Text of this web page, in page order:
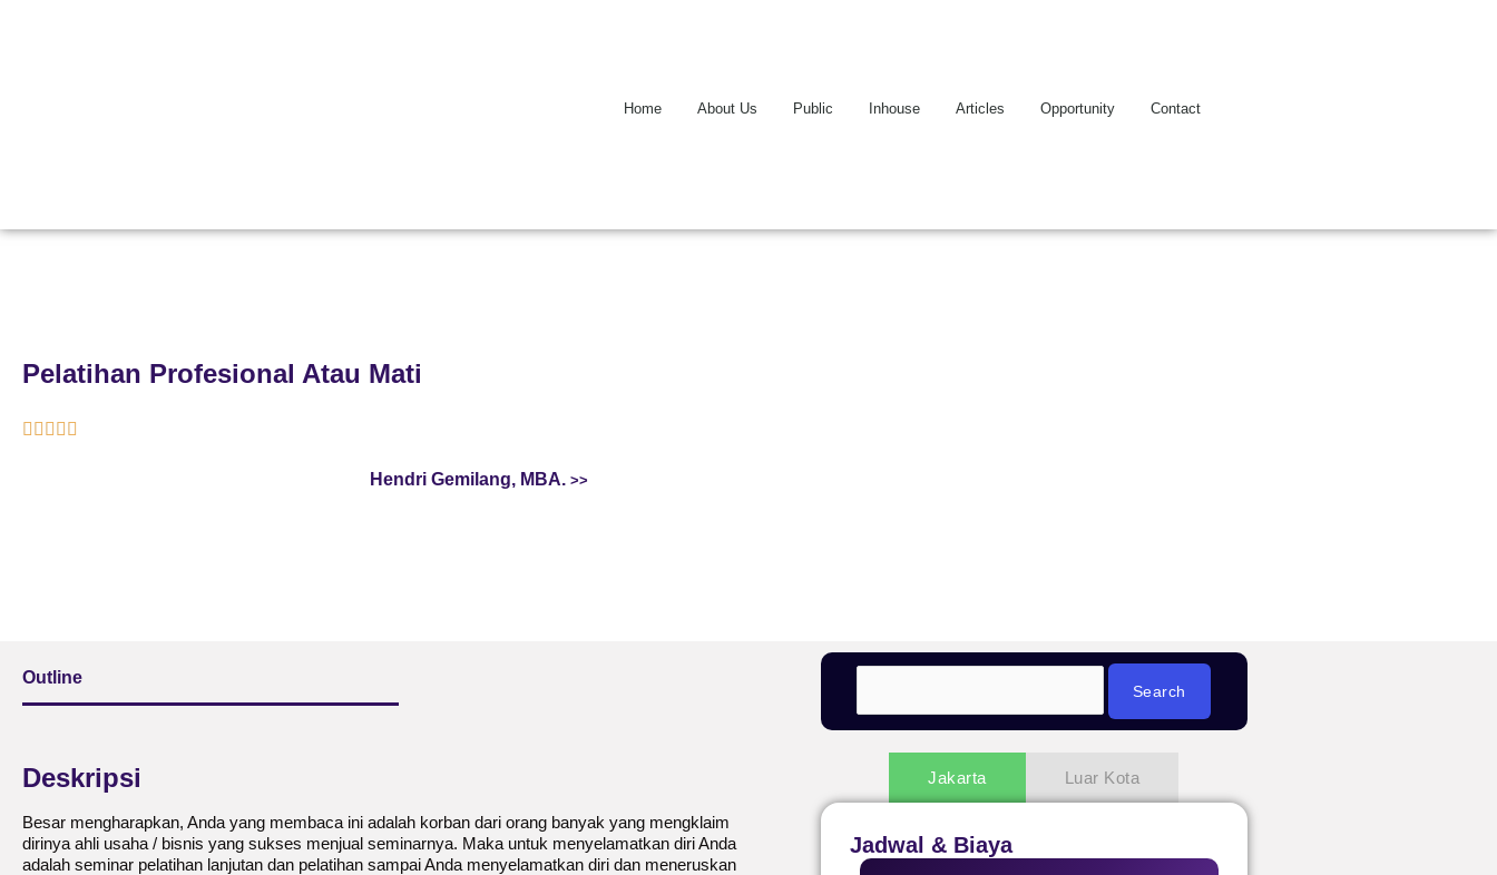
Home About Us Public Inhouse Articles Opportunity Contact
Pelatihan Profesional Atau Mati
    
Hendri Gemilang, MBA.
Outline
Deskripsi
Besar mengharapkan, Anda yang membaca ini adalah korban dari orang banyak yang mengklaim
dirinya ahli usaha / bisnis yang sukses menjual seminarnya. Maka untuk menyelamatkan diri Anda
adalah seminar pelatihan lanjutan dan pelatihan sampai Anda menyelamatkan diri dan meneruskan
Jakarta Luar Kota
Jadwal & Biaya